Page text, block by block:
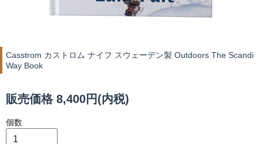
Casstrom カストロム ナイフ スウェーデン製 Outdoors The Scandi
Way Book
販売価格 8,400円(内税)
個数